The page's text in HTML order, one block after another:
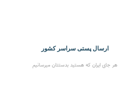
ارسال پستی سراسر کشور
هر جای ایران که هستید بدستتان میرسانیم